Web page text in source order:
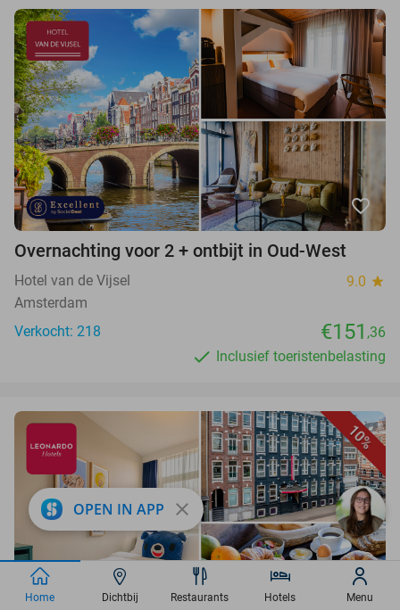
favorite_border
Overnachting voor 2 + ontbijt in Oud-West
Hotel van de Vijsel 9.0 star
Amsterdam
Verkocht: 218
€151 ,36
Inclusief toeristenbelasting
10%
OPEN IN APP close
Home Dichtbij Restaurants Hotels Menu